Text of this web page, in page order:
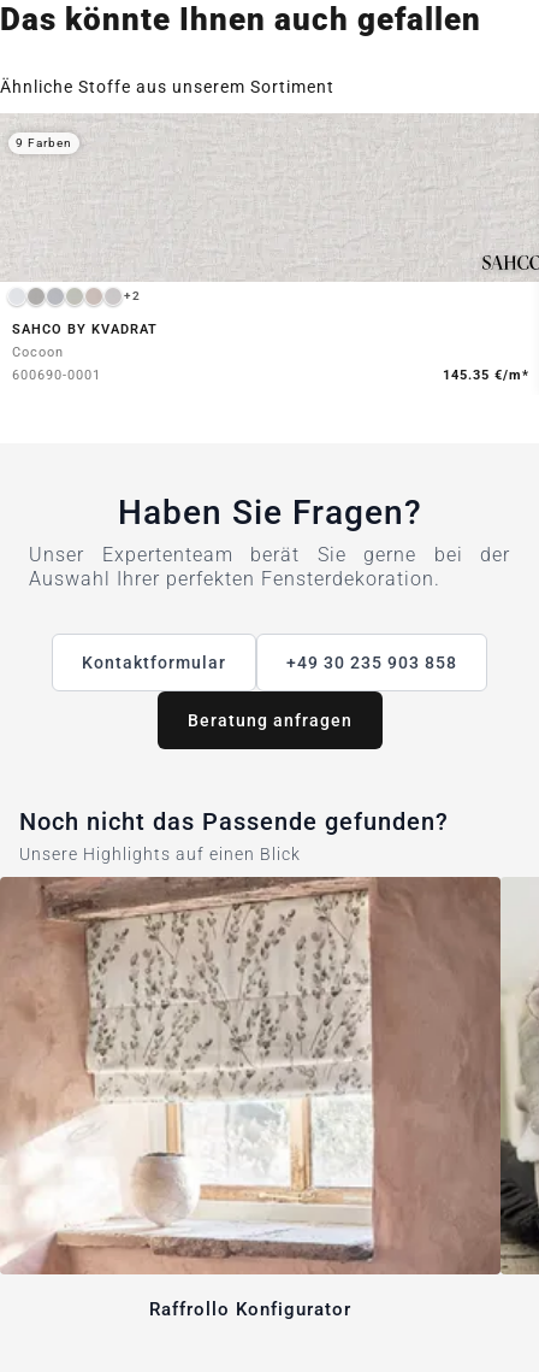
Das könnte Ihnen auch gefallen
Ähnliche Stoffe aus unserem Sortiment
+2
SAHCO BY KVADRAT
Cocoon
600690-0001
145.35 €/m*
9 Farben
Haben Sie Fragen?
Unser Expertenteam berät Sie gerne bei der
Auswahl Ihrer perfekten Fensterdekoration.
Kontaktformular +49 30 235 903 858
Beratung anfragen
Noch nicht das Passende gefunden?
Unsere Highlights auf einen Blick
Raffrollo Konfigurator